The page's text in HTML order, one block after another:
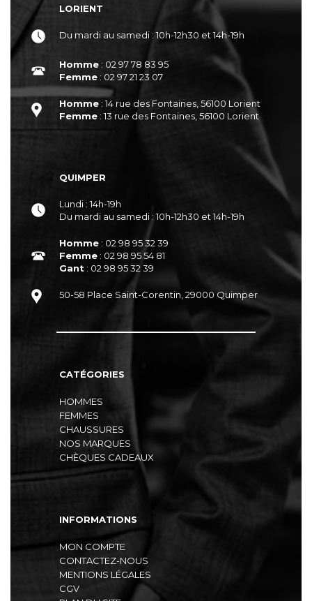
LORIENT
Du mardi au samedi : 10h-12h30 et 14h-19h
Homme : 02 97 78 83 95
Femme : 02 97 21 23 07
Homme : 14 rue des Fontaines, 56100 Lorient
Femme : 13 rue des Fontaines, 56100 Lorient
QUIMPER
Lundi : 14h-19h
Du mardi au samedi : 10h-12h30 et 14h-19h
Homme : 02 98 95 32 39
Femme : 02 98 95 54 81
Gant : 02 98 95 32 39
50-58 Place Saint-Corentin, 29000 Quimper
CATÉGORIES
HOMMES
FEMMES
CHAUSSURES
NOS MARQUES
CHÈQUES CADEAUX
INFORMATIONS
MON COMPTE
CONTACTEZ-NOUS
MENTIONS LÉGALES
CGV